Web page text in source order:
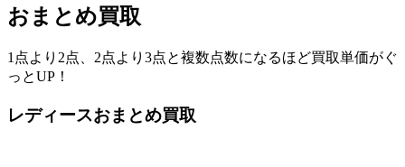
おまとめ買取
1点より2点、2点より3点と複数点数になるほど買取単価がぐ
っとUP！
レディースおまとめ買取